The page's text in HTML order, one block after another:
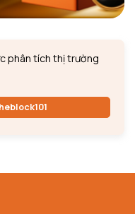
phân tích thị trường